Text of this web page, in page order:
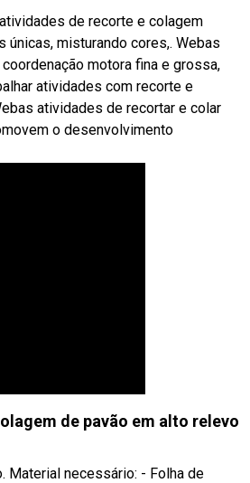
de recorte e colagem
misturando cores,. Webas
motora fina e grossa,
atividades com recorte e
atividades de recortar e colar
o desenvolvimento
de pavão em alto relevo
Material necessário: - Folha de